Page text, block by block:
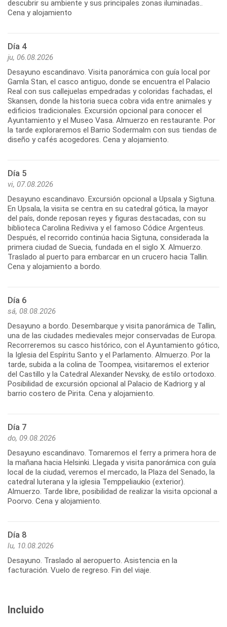
descubrir su ambiente y sus principales zonas iluminadas..
Cena y alojamiento
Día 4
ju, 06.08.2026
Desayuno escandinavo. Visita panorámica con guía local por
Gamla Stan, el casco antiguo, donde se encuentra el Palacio
Real con sus callejuelas empedradas y coloridas fachadas, el
Skansen, donde la historia sueca cobra vida entre animales y
edificios tradicionales. Excursión opcional para conocer el
Ayuntamiento y el Museo Vasa. Almuerzo en restaurante. Por
la tarde exploraremos el Barrio Sodermalm con sus tiendas de
diseño y cafés acogedores. Cena y alojamiento.
Día 5
vi, 07.08.2026
Desayuno escandinavo. Excursión opcional a Upsala y Sigtuna.
En Upsala, la visita se centra en su catedral gótica, la mayor
del país, donde reposan reyes y figuras destacadas, con su
biblioteca Carolina Rediviva y el famoso Códice Argenteus.
Después, el recorrido continúa hacia Sigtuna, considerada la
primera ciudad de Suecia, fundada en el siglo X. Almuerzo.
Traslado al puerto para embarcar en un crucero hacia Tallin.
Cena y alojamiento a bordo.
Día 6
sá, 08.08.2026
Desayuno a bordo. Desembarque y visita panorámica de Tallin,
una de las ciudades medievales mejor conservadas de Europa.
Recorreremos su casco histórico, con el Ayuntamiento gótico,
la Iglesia del Espíritu Santo y el Parlamento. Almuerzo. Por la
tarde, subida a la colina de Toompea, visitaremos el exterior
del Castillo y la Catedral Alexander Nevsky, de estilo ortodoxo.
Posibilidad de excursión opcional al Palacio de Kadriorg y al
barrio costero de Pirita. Cena y alojamiento.
Día 7
do, 09.08.2026
Desayuno escandinavo. Tomaremos el ferry a primera hora de
la mañana hacia Helsinki. Llegada y visita panorámica con guía
local de la ciudad, veremos el mercado, la Plaza del Senado, la
catedral luterana y la iglesia Temppeliaukio (exterior).
Almuerzo. Tarde libre, posibilidad de realizar la visita opcional a
Poorvo. Cena y alojamiento.
Día 8
lu, 10.08.2026
Desayuno. Traslado al aeropuerto. Asistencia en la
facturación. Vuelo de regreso. Fin del viaje.
Incluido